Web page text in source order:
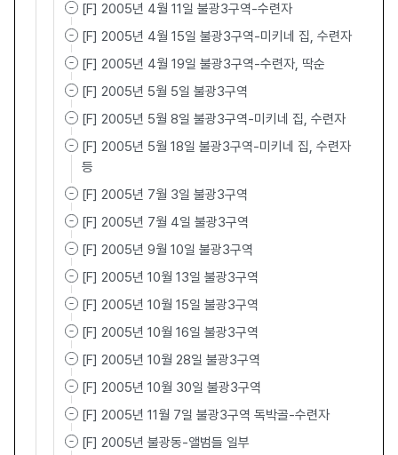
[F] 2005년 4월 11일 불광3구역-수련자
[F] 2005년 4월 15일 불광3구역-미키네 집, 수련자
[F] 2005년 4월 19일 불광3구역-수련자, 딱순
[F] 2005년 5월 5일 불광3구역
[F] 2005년 5월 8일 불광3구역-미키네 집, 수련자
[F] 2005년 5월 18일 불광3구역-미키네 집, 수련자
등
[F] 2005년 7월 3일 불광3구역
[F] 2005년 7월 4일 불광3구역
[F] 2005년 9월 10일 불광3구역
[F] 2005년 10월 13일 불광3구역
[F] 2005년 10월 15일 불광3구역
[F] 2005년 10월 16일 불광3구역
[F] 2005년 10월 28일 불광3구역
[F] 2005년 10월 30일 불광3구역
[F] 2005년 11월 7일 불광3구역 독박골-수련자
[F] 2005년 불광동-앨범들 일부